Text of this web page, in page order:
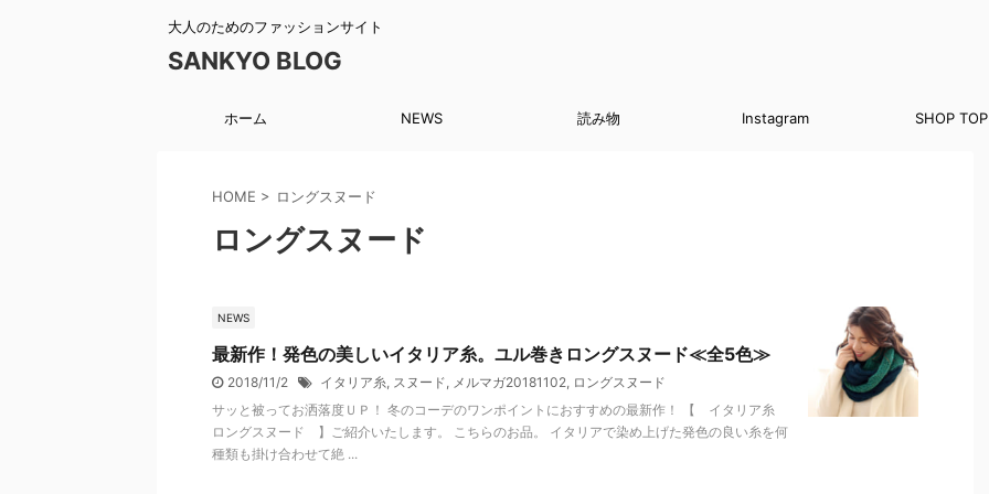
大人のためのファッションサイト
SANKYO BLOG
ホーム NEWS 読み物 Instagram SHOP TOP
HOME > ロングスヌード
ロングスヌード
NEWS
最新作！発色の美しいイタリア糸。ユル巻きロングスヌード≪全5色≫
2018/11/2 イタリア糸, スヌード, メルマガ20181102, ロングスヌード
サッと被ってお洒落度ＵＰ！ 冬のコーデのワンポイントにおすすめの最新作！ 【 イタリア糸
ロングスヌード 】ご紹介いたします。 こちらのお品。 イタリアで染め上げた発色の良い糸を何
種類も掛け合わせて絶 ...